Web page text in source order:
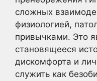
сложных
физиологией,
привычками. Это
становящееся
дискомфорта и
служить как